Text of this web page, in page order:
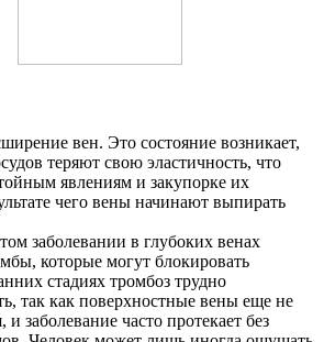
вен. Это состояние возникает,
теряют свою эластичность, что
явлениям и закупорке их
чего вены начинают выпирать
заболевании в глубоких венах
которые могут блокировать
стадиях тромбоз трудно
так как поверхностные вены еще не
и заболевание часто протекает без